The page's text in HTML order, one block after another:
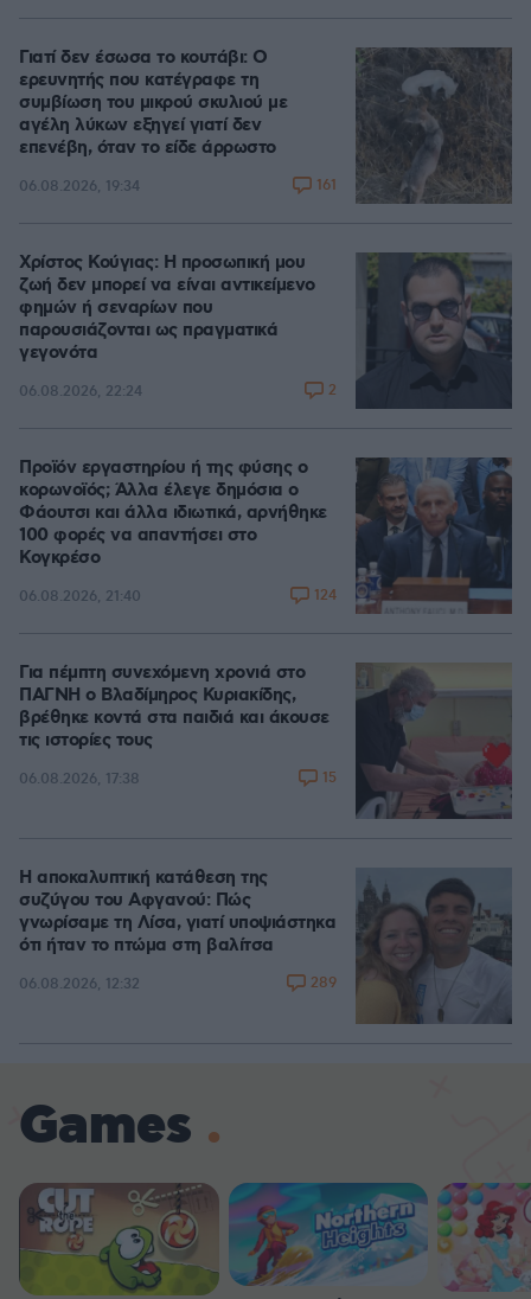
Γιατί δεν έσωσα το κουτάβι: Ο
ερευνητής που κατέγραφε τη
συμβίωση του μικρού σκυλιού με
αγέλη λύκων εξηγεί γιατί δεν
επενέβη, όταν το είδε άρρωστο
06.08.2026, 19:34 161
Χρίστος Κούγιας: Η προσωπική μου
ζωή δεν μπορεί να είναι αντικείμενο
φημών ή σεναρίων που
παρουσιάζονται ως πραγματικά
γεγονότα
06.08.2026, 22:24 2
Προϊόν εργαστηρίου ή της φύσης ο
κορωνοϊός; Άλλα έλεγε δημόσια ο
Φάουτσι και άλλα ιδιωτικά, αρνήθηκε
100 φορές να απαντήσει στο
Κογκρέσο
06.08.2026, 21:40 124
Για πέμπτη συνεχόμενη χρονιά στο
ΠΑΓΝΗ ο Βλαδίμηρος Κυριακίδης,
βρέθηκε κοντά στα παιδιά και άκουσε
τις ιστορίες τους
06.08.2026, 17:38 15
Η αποκαλυπτική κατάθεση της
συζύγου του Αφγανού: Πώς
γνωρίσαμε τη Λίσα, γιατί υποψιάστηκα
ότι ήταν το πτώμα στη βαλίτσα
06.08.2026, 12:32 289
Games